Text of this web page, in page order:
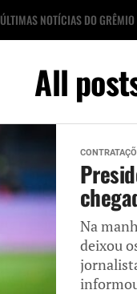
ÚLTIMAS NOTÍCIAS DO GRÊMIO
All
Na
deixou